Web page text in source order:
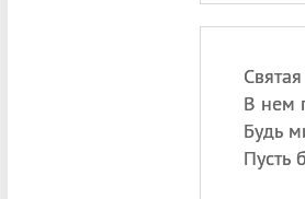
В нем
Будь
Пусть